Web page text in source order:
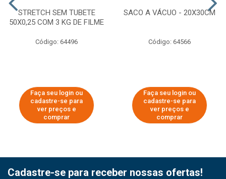
STRETCH SEM TUBETE
50X0,25 COM 3 KG DE FILME
Código: 64496
Faça seu login ou
cadastre-se para
ver preços e
comprar
SACO A VÁCUO - 20X30CM
Código: 64566
Faça seu login ou
cadastre-se para
ver preços e
comprar
Cadastre-se para receber nossas ofertas!